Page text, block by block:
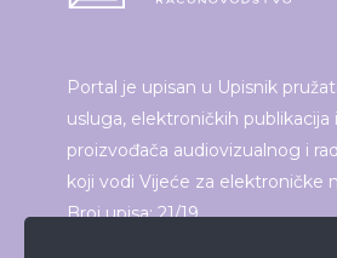
Portal je upisan u Upisnik
usluga, elektroničkih
proizvođača audiovizualnog i
koji vodi Vijeće za elektroničke
Broj upisa: 21/19